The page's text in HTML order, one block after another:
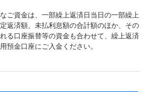
ご資金は、一部繰上返済日当日の一部繰上
返済額、未払利息額の合計額のほか、その
る口座振替等の資金も合わせて、繰上返済
預金口座にご入金ください。